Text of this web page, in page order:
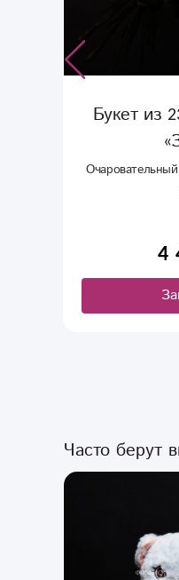
Букет из
4
Часто берут